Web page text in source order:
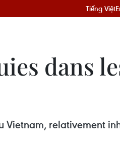
Tiếng Việt
dans
Vietnam, relativement